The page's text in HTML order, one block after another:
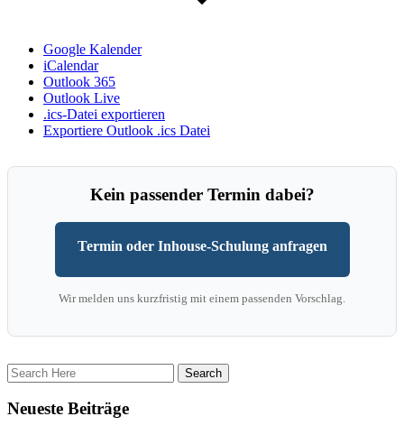
Google Kalender
iCalendar
Outlook 365
Outlook Live
.ics-Datei exportieren
Exportiere Outlook .ics Datei
Kein passender Termin dabei?
Termin oder Inhouse-Schulung anfragen
Wir melden uns kurzfristig mit einem passenden Vorschlag.
Neueste Beiträge